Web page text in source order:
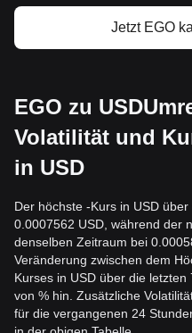
Jetzt EGO
EGO zu
Volatilität und
in USD
Der höchste -Kurs in USD
0.0007562 USD, während der
denselben Zeitraum bei
Veränderung zwischen dem
Kurses in USD über die
von % hin. Zusätzliche
für die vergangenen 24